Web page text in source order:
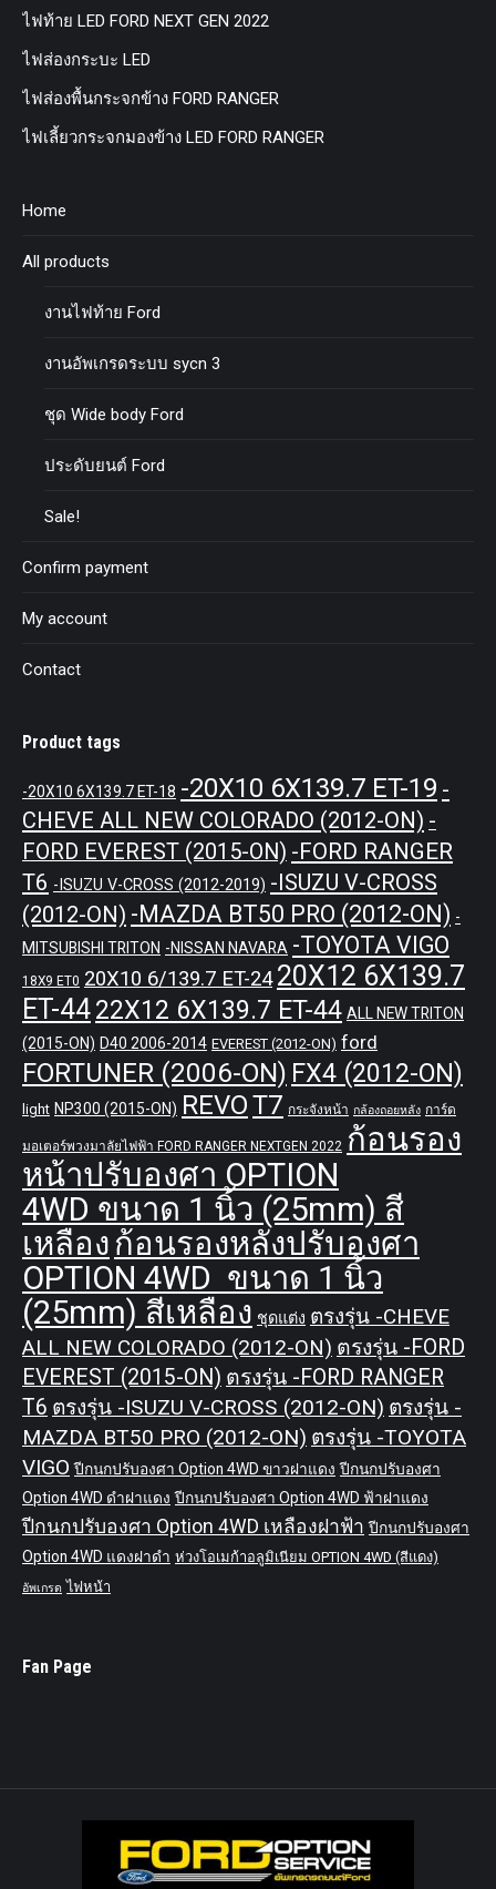
ไฟท้าย LED FORD NEXT GEN 2022
ไฟส่องกระบะ LED
ไฟส่องพื้นกระจกข้าง FORD RANGER
ไฟเลี้ยวกระจกมองข้าง LED FORD RANGER
Home
All products
งานไฟท้าย Ford
งานอัพเกรดระบบ sycn 3
ชุด Wide body Ford
ประดับยนต์ Ford
Sale!
Confirm payment
My account
Contact
Product tags
-20X10 6X139.7 ET-18 -20X10 6X139.7 ET-19 -
CHEVE ALL NEW COLORADO (2012-ON) -
FORD EVEREST (2015-ON) -FORD RANGER
T6 -ISUZU V-CROSS (2012-2019) -ISUZU V-CROSS
(2012-ON) -MAZDA BT50 PRO (2012-ON) -
MITSUBISHI TRITON -NISSAN NAVARA -TOYOTA VIGO
18X9 ET0 20X10 6/139.7 ET-24 20X12 6X139.7
ET-4422X12 6X139.7 ET-44 ALL NEW TRITON
(2015-ON) D40 2006-2014 EVEREST (2012-ON) ford
FORTUNER (2006-ON) FX4 (2012-ON)
light NP300 (2015-ON) REVOT7 กระจังหน้า กล้องถอยหลัง การ์ด
มอเตอร์พวงมาลัยไฟฟ้า FORD RANGER NEXTGEN 2022 ก้อนรอง
หน้าปรับองศา OPTION
4WD ขนาด 1 นิ้ว (25mm) สี
เหลือง ก้อนรองหลังปรับองศา
OPTION 4WD ขนาด 1 นิ้ว
(25mm) สีเหลือง ชุดแต่ง ตรงรุ่น -CHEVE
ALL NEW COLORADO (2012-ON) ตรงรุ่น -FORD
EVEREST (2015-ON) ตรงรุ่น -FORD RANGER
T6 ตรงรุ่น -ISUZU V-CROSS (2012-ON) ตรงรุ่น -
MAZDA BT50 PRO (2012-ON) ตรงรุ่น -TOYOTA
VIGO ปีกนกปรับองศา Option 4WD ขาวฝาแดง ปีกนกปรับองศา
Option 4WD ดำฝาแดง ปีกนกปรับองศา Option 4WD ฟ้าฝาแดง
ปีกนกปรับองศา Option 4WD เหลืองฝาฟ้า ปีกนกปรับองศา
Option 4WD แดงฝาดำ ห่วงโอเมก้าอลูมิเนียม OPTION 4WD (สีแดง)
อัพเกรด ไฟหน้า
Fan Page